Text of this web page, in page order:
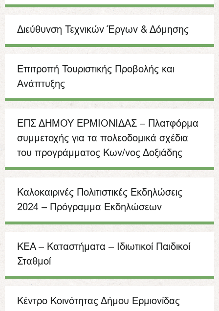
Διεύθυνση Τεχνικών Έργων & Δόμησης
Επιτροπή Τουριστικής Προβολής και
Ανάπτυξης
ΕΠΣ ΔΗΜΟΥ ΕΡΜΙΟΝΙΔΑΣ – Πλατφόρμα
συμμετοχής για τα πολεοδομικά σχέδια
του προγράμματος Κων/νος Δοξιάδης
Καλοκαιρινές Πολιτιστικές Εκδηλώσεις
2024 – Πρόγραμμα Εκδηλώσεων
ΚΕΑ – Καταστήματα – Ιδιωτικοί Παιδικοί
Σταθμοί
Κέντρο Κοινότητας Δήμου Ερμιονίδας